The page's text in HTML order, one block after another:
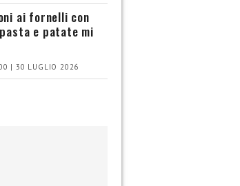
ai fornelli con
e patate mi
| 30 LUGLIO 2026